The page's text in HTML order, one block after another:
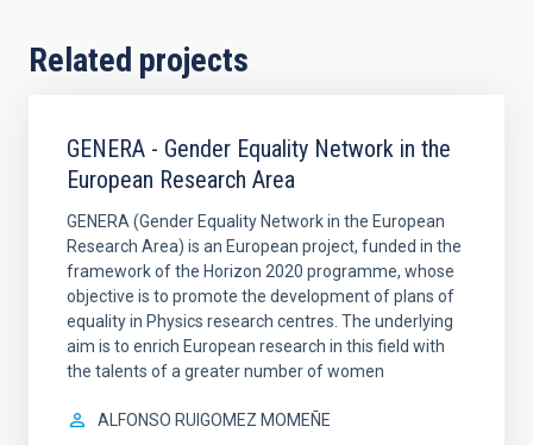
Related projects
GENERA - Gender Equality Network in the
European Research Area
GENERA (Gender Equality Network in the European
Research Area) is an European project, funded in the
framework of the Horizon 2020 programme, whose
objective is to promote the development of plans of
equality in Physics research centres. The underlying
aim is to enrich European research in this field with
the talents of a greater number of women
ALFONSO RUIGOMEZ MOMEÑE